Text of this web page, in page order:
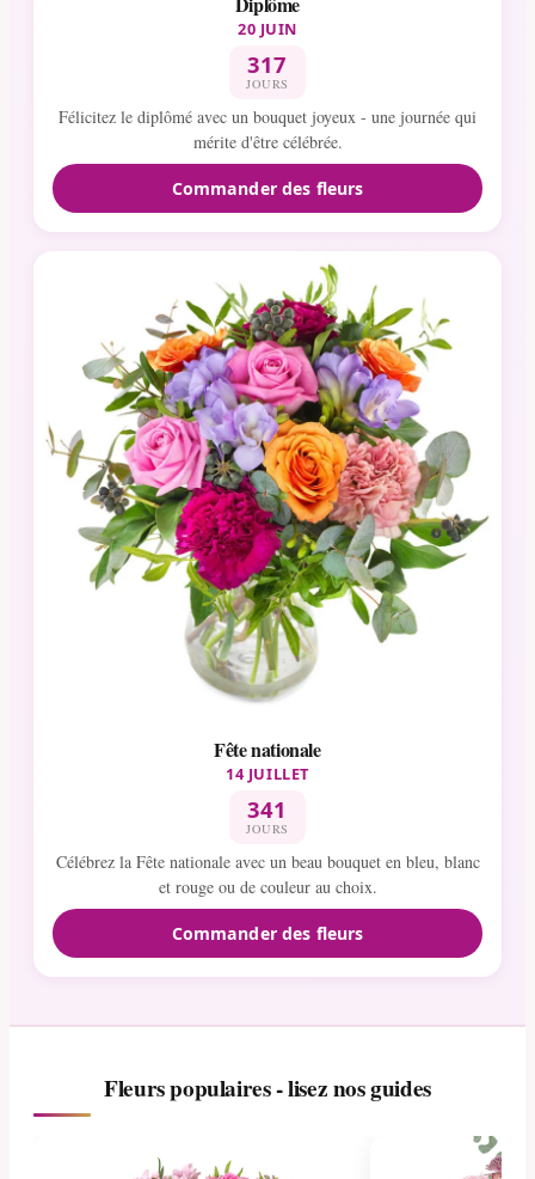
20 JUIN
317
JOURS
Félicitez le diplômé avec un bouquet joyeux - une journée qui
mérite d'être célébrée.
Commander des fleurs
Fête nationale
14 JUILLET
341
JOURS
Célébrez la Fête nationale avec un beau bouquet en bleu, blanc
et rouge ou de couleur au choix.
Commander des fleurs
Fleurs populaires - lisez nos guides